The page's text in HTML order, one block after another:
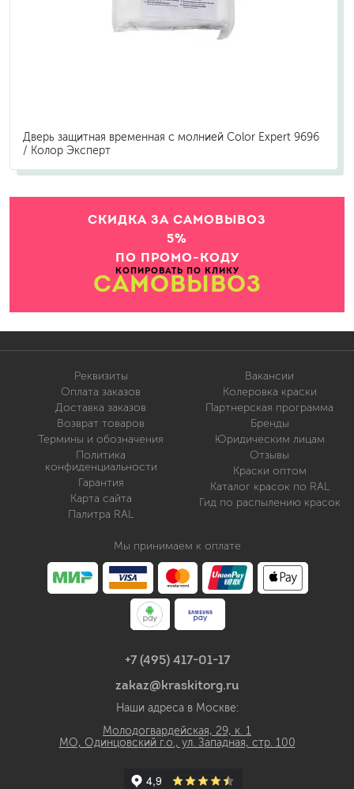
Дверь защитная временная с молнией Color Expert 9696
/ Колор Эксперт
СКИДКА ЗА САМОВЫВОЗ
5%
ПО ПРОМО-КОДУ
КОПИРОВАТЬ ПО КЛИКУ
САМОВЫВОЗ
Реквизиты
Оплата заказов
Доставка заказов
Возврат товаров
Термины и обозначения
Политика
конфиденциальности
Гарантия
Карта сайта
Палитра RAL
Вакансии
Колеровка краски
Партнерская программа
Бренды
Юридическим лицам
Отзывы
Краски оптом
Каталог красок по RAL
Гид по распылению красок
Мы принимаем к оплате
+7 (495) 417-01-17
zakaz@kraskitorg.ru
Наши адреса в Москве:
Молодогвардейская, 29, к. 1
МО, Одинцовский г.о., ул. Западная, стр. 100